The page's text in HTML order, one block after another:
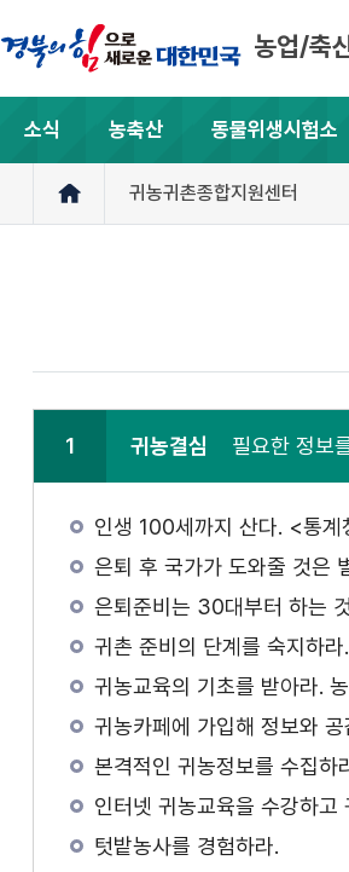
농업/축
소식 농축산 동물위생시험소
귀농귀촌종합지원센터
1 귀농결심 필요한 정보
인생 100세까지 산다. <통
은퇴 후 국가가 도와줄 것은
은퇴준비는 30대부터 하는
귀촌 준비의 단계를 숙지하라.
귀농교육의 기초를 받아라.
귀농카페에 가입해 정보와
본격적인 귀농정보를 수집하
인터넷 귀농교육을 수강하고
텃밭농사를 경험하라.